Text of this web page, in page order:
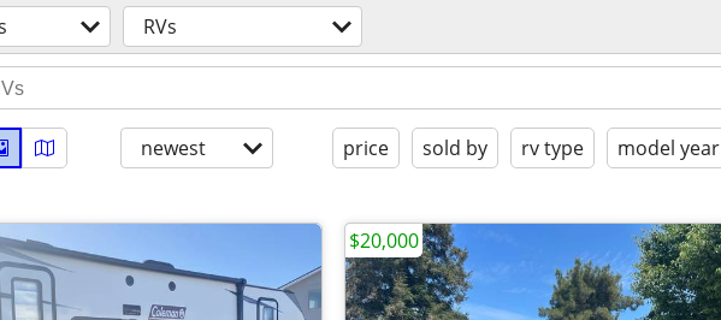
RVs
newest price sold by rv type model year
$20,000